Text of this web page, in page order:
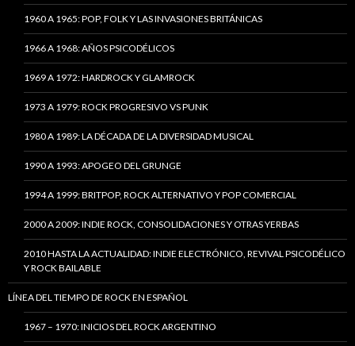
1960 A 1965: POP, FOLK Y LAS INVASIONES BRITÁNICAS
1966 A 1968: AÑOS PSICODÉLICOS
1969 A 1972: HARDROCK Y GLAMROCK
1973 A 1979: ROCK PROGRESIVO VS PUNK
1980 A 1989: LA DÉCADA DE LA DIVERSIDAD MUSICAL
1990 A 1993: APOGEO DEL GRUNGE
1994 A 1999: BRITPOP, ROCK ALTERNATIVO Y POP COMERCIAL
2000 A 2009: INDIE ROCK, CONSOLIDACIONES Y OTRAS YERBAS
2010 HASTA LA ACTUALIDAD: INDIE ELECTRÓNICO, REVIVAL PSICODÉLICO
Y ROCK BAILABLE
LÍNEA DEL TIEMPO DE ROCK EN ESPAÑOL
1967 – 1970: INICIOS DEL ROCK ARGENTINO